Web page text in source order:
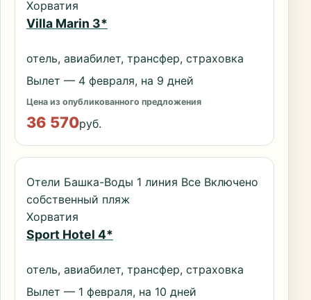
Хорватия
Villa Marin 3*
отель, авиабилет, трансфер, страховка
Вылет — 4 февраля, на 9 дней
Цена из опубликованного предложения
36 570руб.
Отели Башка-Воды 1 линия Все Включено
собственный пляж
Хорватия
Sport Hotel 4*
отель, авиабилет, трансфер, страховка
Вылет — 1 февраля, на 10 дней